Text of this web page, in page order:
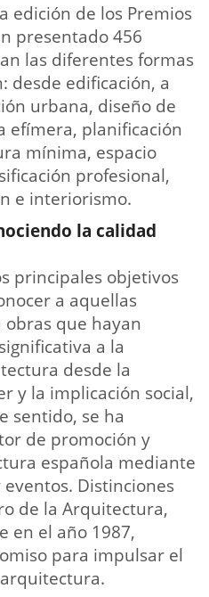
edición de los Premios
presentado 456
las diferentes formas
desde edificación, a
urbana, diseño de
efímera, planificación
mínima, espacio
profesional,
e interiorismo.
la calidad
principales objetivos
a aquellas
que hayan
a la
desde la
y la implicación social,
sentido, se ha
de promoción y
española mediante
Distinciones
de la Arquitectura,
en el año 1987,
para impulsar el